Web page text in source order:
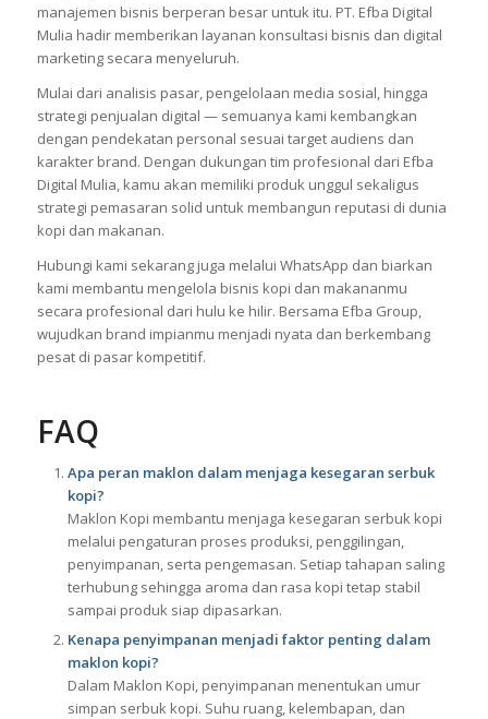
manajemen bisnis berperan besar untuk itu. PT. Efba Digital
Mulia hadir memberikan layanan konsultasi bisnis dan digital
marketing secara menyeluruh.
Mulai dari analisis pasar, pengelolaan media sosial, hingga
strategi penjualan digital — semuanya kami kembangkan
dengan pendekatan personal sesuai target audiens dan
karakter brand. Dengan dukungan tim profesional dari Efba
Digital Mulia, kamu akan memiliki produk unggul sekaligus
strategi pemasaran solid untuk membangun reputasi di dunia
kopi dan makanan.
Hubungi kami sekarang juga melalui WhatsApp dan biarkan
kami membantu mengelola bisnis kopi dan makananmu
secara profesional dari hulu ke hilir. Bersama Efba Group,
wujudkan brand impianmu menjadi nyata dan berkembang
pesat di pasar kompetitif.
FAQ
Apa peran maklon dalam menjaga kesegaran serbuk
kopi?
Maklon Kopi membantu menjaga kesegaran serbuk kopi
melalui pengaturan proses produksi, penggilingan,
penyimpanan, serta pengemasan. Setiap tahapan saling
terhubung sehingga aroma dan rasa kopi tetap stabil
sampai produk siap dipasarkan.
Kenapa penyimpanan menjadi faktor penting dalam
maklon kopi?
Dalam Maklon Kopi, penyimpanan menentukan umur
simpan serbuk kopi. Suhu ruang, kelembapan, dan